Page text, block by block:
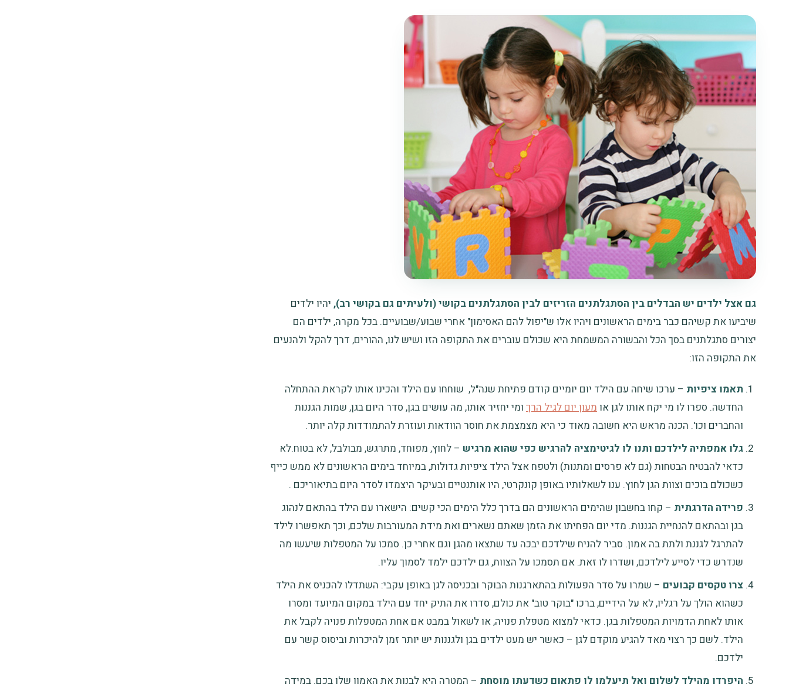
גם אצל ילדים יש הבדלים בין הסתגלתנים הזריזים לבין הסתגלתנים בקושי (ולעיתים גם בקושי רב), יהיו ילדים
שיביעו את קשיהם כבר בימים הראשונים ויהיו אלו ש"יפול להם האסימון" אחרי שבוע/שבועיים. בכל מקרה, ילדים הם
יצורים סתגלתנים בסך הכל והבשורה המשמחת היא שכולם עוברים את התקופה הזו ושיש לנו, ההורים, דרך להקל ולהנעים
את התקופה הזו:
תאמו ציפיות – ערכו שיחה עם הילד יום יומיים קודם פתיחת שנה"ל, שוחחו עם הילד והכינו אותו לקראת ההתחלה
החדשה. ספרו לו מי יקח אותו לגן או מעון יום לגיל הרך ומי יחזיר אותו, מה עושים בגן, סדר היום בגן, שמות הגננות
והחברים וכו'. הכנה מראש היא חשובה מאוד כי היא מצמצמת את חוסר הוודאות ועוזרת להתמודדות קלה יותר.
גלו אמפתיה לילדכם ותנו לו לגיטימציה להרגיש כפי שהוא מרגיש – לחוץ, מפוחד, מתרגש, מבולבל, לא בטוח.לא
כדאי להבטיח הבטחות (גם לא פרסים ומתנות) ולטפח אצל הילד ציפיות גדולות, במיוחד בימים הראשונים לא ממש כייף
כשכולם בוכים וצוות הגן לחוץ. ענו לשאלותיו באופן קונקרטי, היו אותנטיים ובעיקר היצמדו לסדר היום בתיאוריכם .
פרידה הדרגתית – קחו בחשבון שהימים הראשונים הם בדרך כלל הימים הכי קשים: הישארו עם הילד בהתאם לנהוג
בגן ובהתאם להנחיית הגננות. מדי יום הפחיתו את הזמן שאתם נשארים ואת מידת המעורבות שלכם, וכך תאפשרו לילד
להתרגל לגננת ולתת בה אמון. סביר להניח שילדכם יבכה עד שתצאו מהגן וגם אחרי כן. סמכו על המטפלות שיעשו מה
שנדרש כדי לסייע לילדכם, ושדרו לו זאת. אם תסמכו על הצוות, גם ילדכם ילמד לסמוך עליו.
צרו טקסים קבועים – שמרו על סדר הפעולות בהתארגנות הבוקר ובכניסה לגן באופן עקבי: השתדלו להכניס את הילד
כשהוא הולך על רגליו, לא על הידיים, ברכו "בוקר טוב" את כולם, סדרו את התיק יחד עם הילד במקום המיועד ומסרו
אותו לאחת הדמויות המטפלות בגן. כדאי למצוא מטפלת פנויה, או לשאול במבט אם אחת המטפלות פנויה לקבל את
הילד. לשם כך רצוי מאד להגיע מוקדם לגן – כאשר יש מעט ילדים בגן ולגננות יש יותר זמן להיכרות וביסוס קשר עם
ילדכם.
היפרדו מהילד לשלום ואל תיעלמו לו פתאום כשדעתו מוסחת – המטרה היא לבנות את האמון שלו בכם. במידה